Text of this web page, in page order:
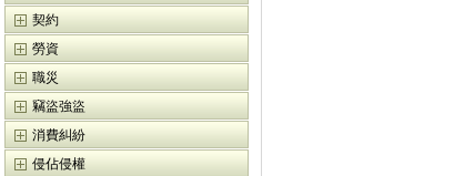
契約
勞資
職災
竊盜強盜
消費糾紛
侵佔侵權